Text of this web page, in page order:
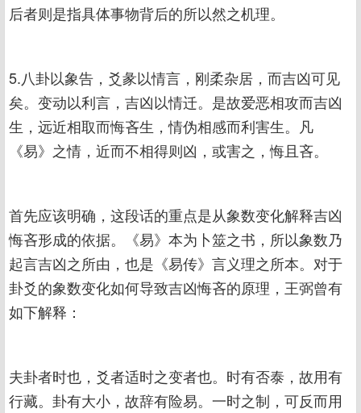
后者则是指具体事物背后的所以然之机理。
5.八卦以象告，爻彖以情言，刚柔杂居，而吉凶可见
矣。变动以利言，吉凶以情迁。是故爱恶相攻而吉凶
生，远近相取而悔吝生，情伪相感而利害生。凡
《易》之情，近而不相得则凶，或害之，悔且吝。
首先应该明确，这段话的重点是从象数变化解释吉凶
悔吝形成的依据。《易》本为卜筮之书，所以象数乃
起言吉凶之所由，也是《易传》言义理之所本。对于
卦爻的象数变化如何导致吉凶悔吝的原理，王弼曾有
如下解释：
夫卦者时也，爻者适时之变者也。时有否泰，故用有
行藏。卦有大小，故辞有险易。一时之制，可反而用